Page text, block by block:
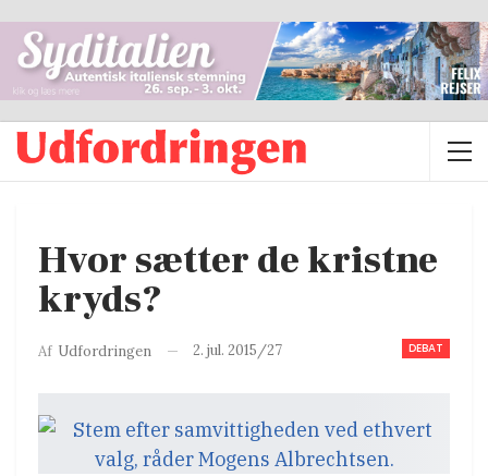
Hvor sætter de kristne
kryds?
DEBAT
Af Udfordringen 2. jul. 2015/27